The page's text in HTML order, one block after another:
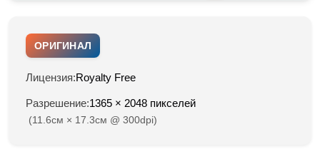
ОРИГИНАЛ
Лицензия:Royalty Free
Разрешение:1365 × 2048 пикселей
(11.6см × 17.3см @ 300dpi)